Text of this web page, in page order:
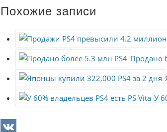
Похожие записи
Продано
У